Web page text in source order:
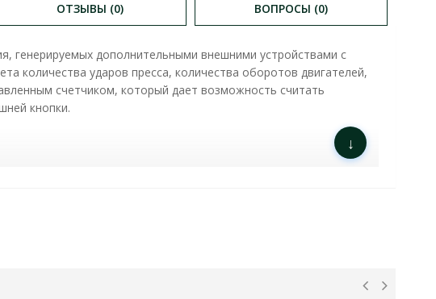
ОТЗЫВЫ (0) ВОПРОСЫ (0)
генерируемых дополнительными внешними устройствами с
количества ударов пресса, количества оборотов двигателей,
счетчиком, который дает возможность считать
кнопки.
↓